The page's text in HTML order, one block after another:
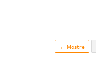
← Mostre